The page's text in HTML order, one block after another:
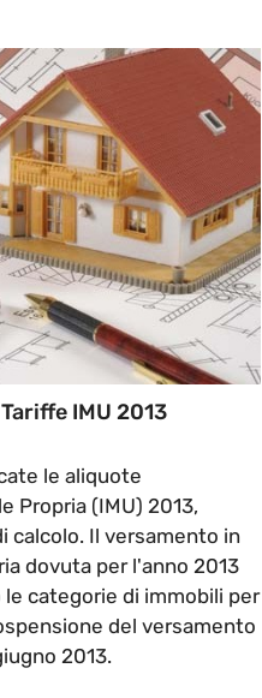
IMU 2013
le aliquote
Propria (IMU) 2013,
calcolo. Il versamento in
dovuta per l'anno 2013
categorie di immobili per
del versamento
2013.